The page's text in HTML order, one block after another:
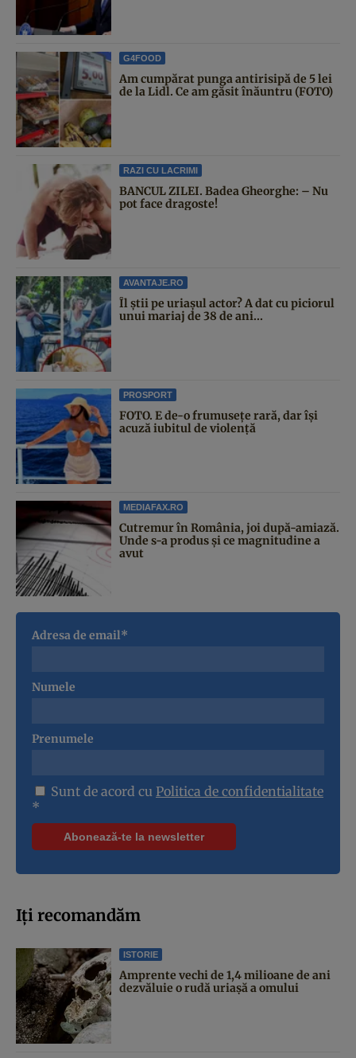
G4FOOD
Am cumpărat punga antirisipă de 5 lei
de la Lidl. Ce am găsit înăuntru (FOTO)
RAZI CU LACRIMI
BANCUL ZILEI. Badea Gheorghe: – Nu
pot face dragoste!
AVANTAJE.RO
Îl știi pe uriașul actor? A dat cu piciorul
unui mariaj de 38 de ani...
PROSPORT
FOTO. E de-o frumusețe rară, dar își
acuză iubitul de violență
MEDIAFAX.RO
Cutremur în România, joi după-amiază.
Unde s-a produs și ce magnitudine a
avut
Adresa de email*
Numele
Prenumele
Sunt de acord cu Politica de confidentialitate
*
Iți recomandăm
ISTORIE
Amprente vechi de 1,4 milioane de ani
dezvăluie o rudă uriașă a omului